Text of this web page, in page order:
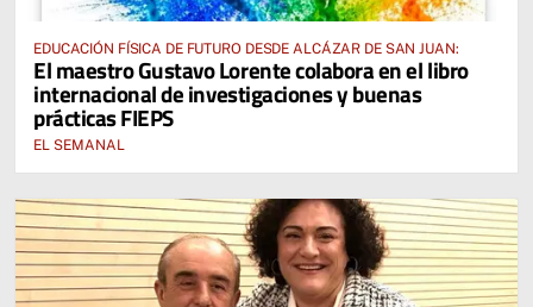
EDUCACIÓN FÍSICA DE FUTURO DESDE ALCÁZAR DE SAN JUAN:
El maestro Gustavo Lorente colabora en el libro
internacional de investigaciones y buenas
prácticas FIEPS
EL SEMANAL